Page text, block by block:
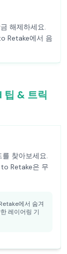
해제하세요.
Retake에서 음
& 트릭
찾아보세요.
Retake은 무
에서 숨겨
레이어링 기